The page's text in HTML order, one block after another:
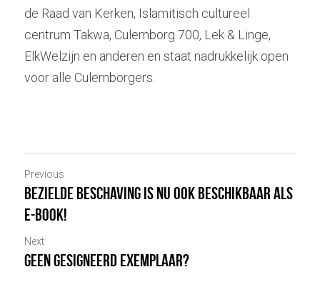
de Raad van Kerken, Islamitisch cultureel
centrum Takwa, Culemborg 700, Lek & Linge,
ElkWelzijn en anderen en staat nadrukkelijk open
voor alle Culemborgers.
Previous
Bezielde Beschaving is nu ook beschikbaar als
e-book!
Next
Geen gesigneerd exemplaar?